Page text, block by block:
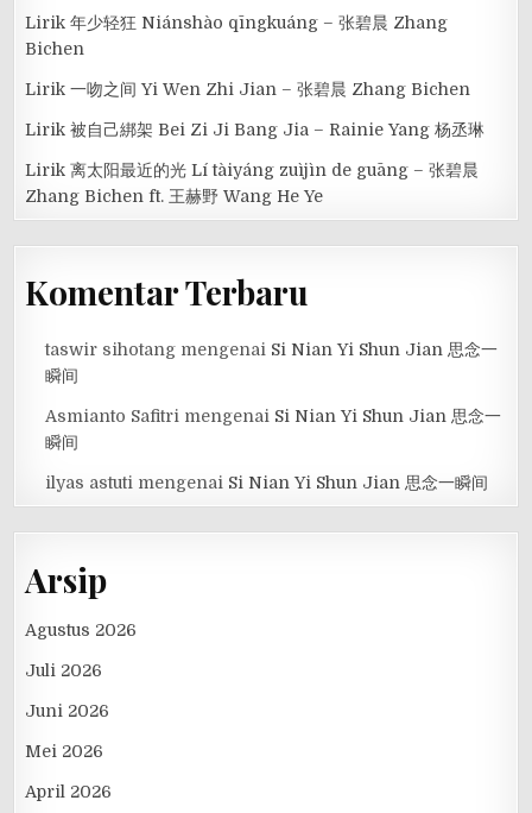
Lirik 年少轻狂 Niánshào qīngkuáng – 张碧晨 Zhang
Bichen
Lirik 一吻之间 Yi Wen Zhi Jian – 张碧晨 Zhang Bichen
Lirik 被自己綁架 Bei Zi Ji Bang Jia – Rainie Yang 杨丞琳
Lirik 离太阳最近的光 Lí tàiyáng zuìjìn de guāng – 张碧晨
Zhang Bichen ft. 王赫野 Wang He Ye
Komentar Terbaru
taswir sihotang mengenai Si Nian Yi Shun Jian 思念一
瞬间
Asmianto Safitri mengenai Si Nian Yi Shun Jian 思念一
瞬间
ilyas astuti mengenai Si Nian Yi Shun Jian 思念一瞬间
Arsip
Agustus 2026
Juli 2026
Juni 2026
Mei 2026
April 2026